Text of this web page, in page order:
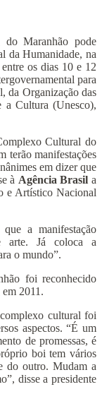
Maranhão pode
da Humanidade, na
os dias 10 e 12
para
da Organização das
a Cultura (Unesco),
Cultural do
terão manifestações
em dizer que
à Agência Brasila
e Artístico Nacional
a manifestação
arte. Já coloca a
o mundo”.
foi reconhecido
2011.
cultural foi
aspectos. “É um
de promessas, é
boi tem vários
do outro. Mudam a
disse a presidente